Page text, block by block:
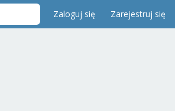
Zaloguj się Zarejestruj się